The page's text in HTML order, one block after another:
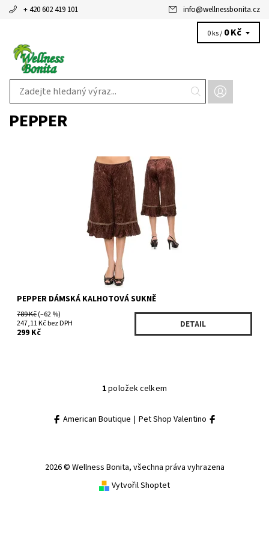
+ 420 602 419 101 info@wellnessbonita.cz
0 ks / 0 Kč
PEPPER
Skladem 2 ks
P4315BC
PEPPER
PEPPER DÁMSKÁ KALHOTOVÁ SUKNĚ
789 Kč(–62 %)
247,11 Kč bez DPH
299 Kč
DETAIL
1položek celkem
American Boutique | Pet Shop Valentino
2026 © Wellness Bonita, všechna práva vyhrazena
Vytvořil Shoptet